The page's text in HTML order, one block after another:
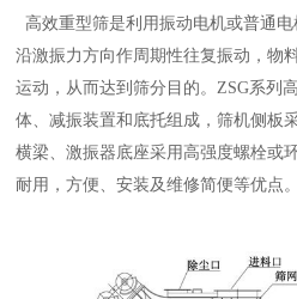
高效重型筛是利用振动电机或普通
沿激振力方向作周期性往复振动，物
运动，从而达到筛分目的。ZSG系列
体、减振装置和底托组成，筛机侧板
横梁、激振器底座采用高强度螺栓或
耐用，方便、安装及维修简便等优点。